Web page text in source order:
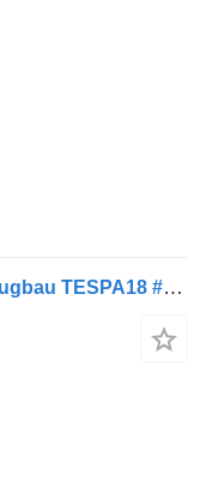
Nicht bekannt Flensburger Fahrzeugbau TESPA18 #Tankanhänger10m3